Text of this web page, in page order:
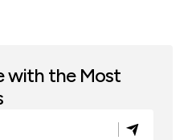
with the Most